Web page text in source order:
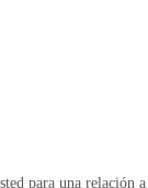
para una relación